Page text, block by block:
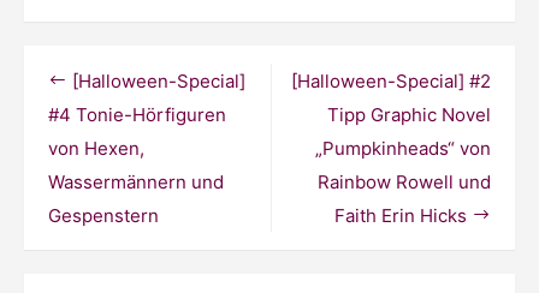
Kinderbuch
„City
of
Die
Beitragsnavigation[Halloween-Special] #2
Tipp Graphic Novel
„Pumpkinheads“ von
Rainbow Rowell und
Faith Erin Hicks
[Halloween-Special]
#4 Tonie-Hörfiguren
von Hexen,
Wassermännern und
Gespenstern